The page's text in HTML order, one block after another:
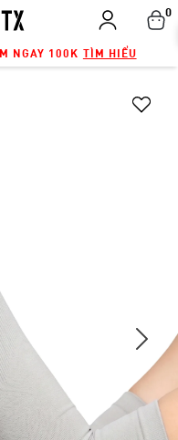
NGAY 100K TÌM HIỂU
0
Next